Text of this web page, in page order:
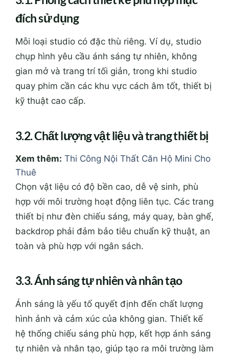
đích sử dụng
Mỗi loại studio có đặc thù riêng. Ví dụ, studio
chụp hình yêu cầu ánh sáng tự nhiên, không
gian mở và trang trí tối giản, trong khi studio
quay phim cần các khu vực cách âm tốt, thiết bị
kỹ thuật cao cấp.
3.2. Chất lượng vật liệu và trang thiết bị
Xem thêm: Thi Công Nội Thất Căn Hộ Mini Cho
Thuê
Chọn vật liệu có độ bền cao, dễ vệ sinh, phù
hợp với môi trường hoạt động liên tục. Các trang
thiết bị như đèn chiếu sáng, máy quay, bàn ghế,
backdrop phải đảm bảo tiêu chuẩn kỹ thuật, an
toàn và phù hợp với ngân sách.
3.3. Ánh sáng tự nhiên và nhân tạo
Ánh sáng là yếu tố quyết định đến chất lượng
hình ảnh và cảm xúc của không gian. Thiết kế
hệ thống chiếu sáng phù hợp, kết hợp ánh sáng
tự nhiên và nhân tạo, giúp tạo ra môi trường làm